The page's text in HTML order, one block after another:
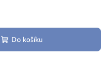
Do košíku